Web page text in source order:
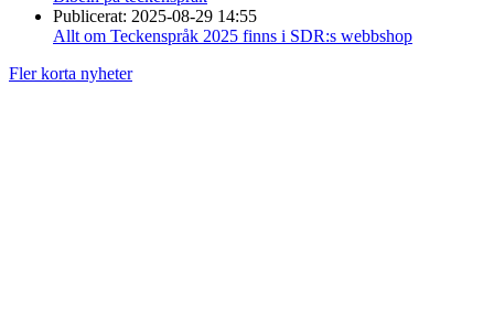
Publicerat: 2025-08-29 14:55
Allt om Teckenspråk 2025 finns i SDR:s webbshop
Fler korta nyheter